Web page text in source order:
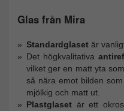
Glas från Mira
Standardglaset är
Det högkvalitativa
vilket ger en matt yta
så nära emot bilden
mjölkig och matt ut.
Plastglaset är ett